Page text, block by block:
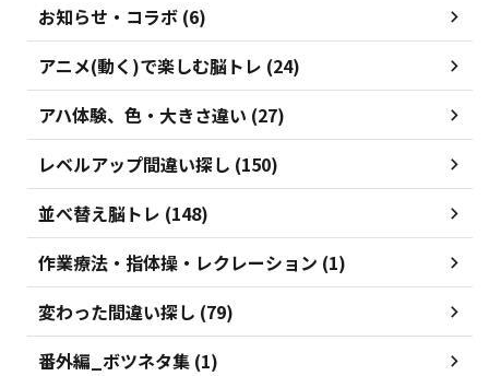
お知らせ・コラボ (6)
アニメ(動く)で楽しむ脳トレ (24)
アハ体験、色・大きさ違い (27)
レベルアップ間違い探し (150)
並べ替え脳トレ (148)
作業療法・指体操・レクレーション (1)
変わった間違い探し (79)
番外編_ボツネタ集 (1)